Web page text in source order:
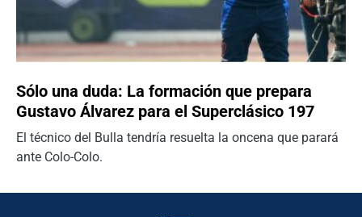
Sólo una duda: La formación que prepara
Gustavo Álvarez para el Superclásico 197
El técnico del Bulla tendría resuelta la oncena que parará
ante Colo-Colo.